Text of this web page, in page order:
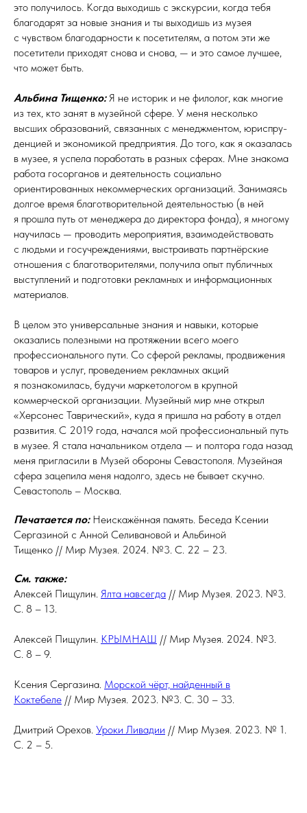
это получилось. Когда выходишь с экскурсии, когда тебя
благодарят за новые знания и ты выходишь из музея
с чувством благодарности к посетителям, а потом эти же
посетители приходят снова и снова, — и это самое лучшее,
что может быть.
Альбина Тищенко:Я не историк и не филолог, как многие
из тех, кто занят в музейной сфере. У меня несколько
высших образований, связанных с менеджментом, юрис­пру­
ден­цией и экономикой предприятия. До того, как я оказалась
в музее, я успела поработать в разных сферах. Мне знакома
работа госорганов и деятельность социально
ориентированных некоммерческих организаций. Занимаясь
долгое время благотворительной деятельностью (в ней
я прошла путь от менеджера до директора фонда), я многому
научилась — проводить мероприятия, взаимодействовать
с людьми и госучреждениями, выстраивать партнёрские
отношения с благотворителями, получила опыт публичных
выступлений и подготовки рекламных и информационных
материалов.
В целом это универсальные знания и навыки, которые
оказались полезными на протяжении всего моего
профессионального пути. Со сферой рекламы, продвижения
товаров и услуг, проведением рекламных акций
я познакомилась, будучи маркетологом в крупной
коммерческой организации. Музейный мир мне открыл
«Херсонес Таврический», куда я пришла на работу в отдел
развития. С 2019 года, начался мой профессиональный путь
в музее. Я стала начальником отдела — и полтора года назад
меня пригласили в Музей обороны Севастополя. Музейная
сфера зацепила меня надолго, здесь не бывает скучно.
Севастополь – Москва.
Печатается по: Неискажённая память. Беседа Ксении
Сергазиной с Анной Селивановой и Альбиной
Тищенко // Мир Музея. 2024. №3. С. 22 – 23.
См. также:
Алексей Пищулин. Ялта навсегда // Мир Музея. 2023. №3.
С. 8 – 13.
Алексей Пищулин. КРЫМНАШ // Мир Музея. 2024. №3.
С. 8 – 9.
Ксения Сергазина. Морской чёрт, найденный в
Коктебеле // Мир Музея. 2023. №3. С. 30 – 33.
Дмитрий Орехов. Уроки Ливадии // Мир Музея. 2023. № 1.
С. 2 – 5.